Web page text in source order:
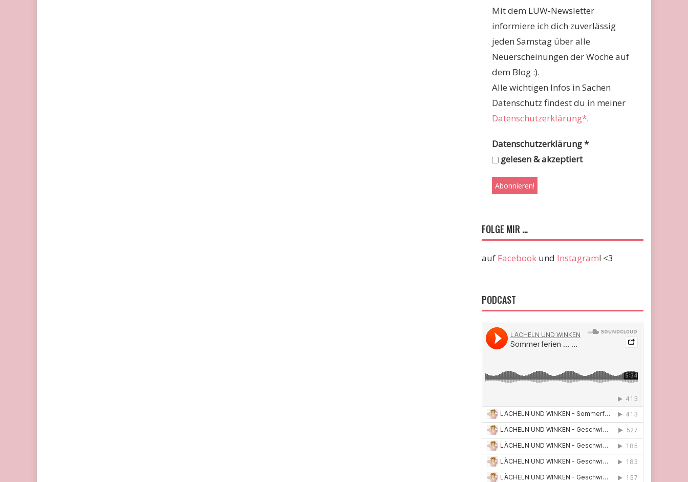
Mit dem LUW-Newsletter
informiere ich dich zuverlässig
jeden Samstag über alle
Neuerscheinungen der Woche auf
dem Blog :).
Alle wichtigen Infos in Sachen
Datenschutz findest du in meiner
Datenschutzerklärung*.
Datenschutzerklärung*
gelesen & akzeptiert
FOLGE MIR …
auf Facebook und Instagram! <3
PODCAST